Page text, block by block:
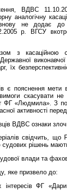
ВДВС
аналогічну
не додає до
р. ВГСУ
з касаційною
їх
є пояснення
скасувати
ФГ «Людмила». З
активності
ВДВС ознаки
свідчить, що
рішень мають
влади та
призвело до:
інтересів ФГ